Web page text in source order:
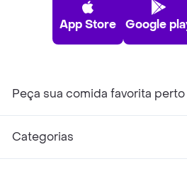
App Store Google
Peça sua comida favorita
Categorias